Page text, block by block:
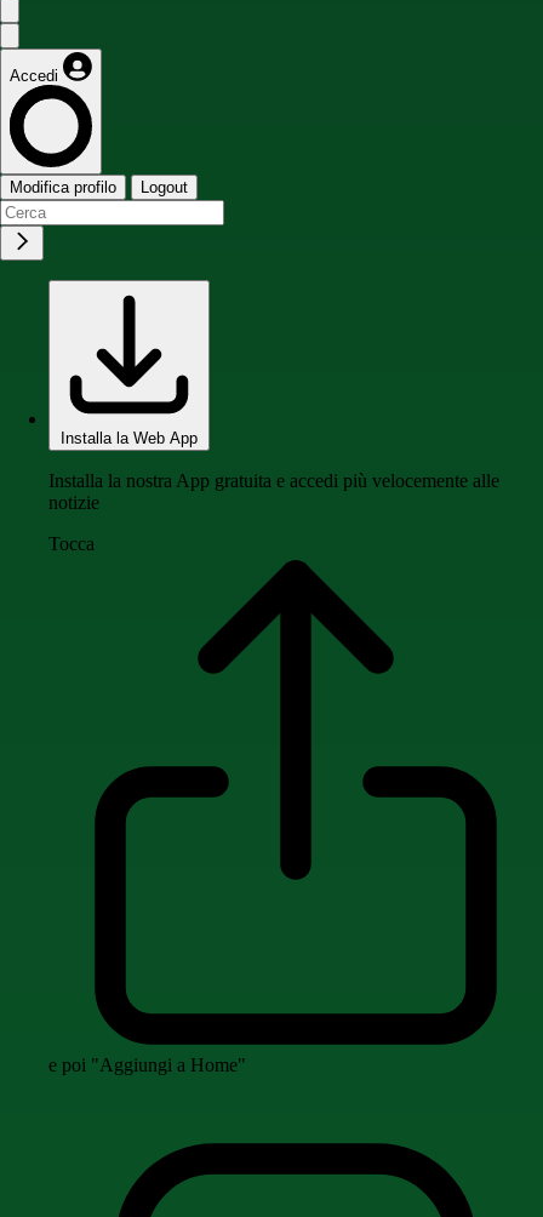
Accedi
Modifica profilo Logout
Installa la Web App
Installa la nostra App gratuita e accedi più velocemente alle
notizie
Tocca
e poi "Aggiungi a Home"